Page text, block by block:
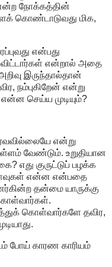
நோக்கத்தின்
கொண்டாடுவது மிக,
என்பது
என்றால் அதை
அறிவு இருந்தால்தான்
நம்புகிறேன் என்று
செய்ய முடியும்?
என்று
வேண்டும். உறுதியான
எது குருட்டுப் பழக்க
என்ன என்பதை
தன்மை யாருக்கு
கொள்வார்களே தவிர,
போய் காரண காரியம்